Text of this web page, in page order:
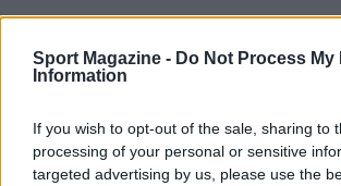
Sport Magazine - Do Not Process My
Information
If you wish to opt-out of the sale, sharing to
processing of your personal or sensitive
targeted advertising by us, please use the